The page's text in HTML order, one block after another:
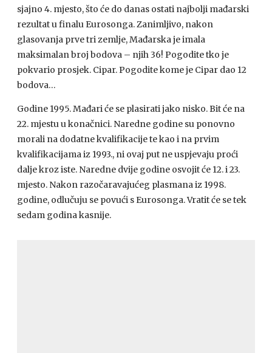
sjajno 4. mjesto, što će do danas ostati najbolji mađarski
rezultat u finalu Eurosonga. Zanimljivo, nakon
glasovanja prve tri zemlje, Mađarska je imala
maksimalan broj bodova – njih 36! Pogodite tko je
pokvario prosjek. Cipar. Pogodite kome je Cipar dao 12
bodova…
Godine 1995. Mađari će se plasirati jako nisko. Bit će na
22. mjestu u konačnici. Naredne godine su ponovno
morali na dodatne kvalifikacije te kao i na prvim
kvalifikacijama iz 1993., ni ovaj put ne uspjevaju proći
dalje kroz iste. Naredne dvije godine osvojit će 12. i 23.
mjesto. Nakon razočaravajućeg plasmana iz 1998.
godine, odlučuju se povući s Eurosonga. Vratit će se tek
sedam godina kasnije.